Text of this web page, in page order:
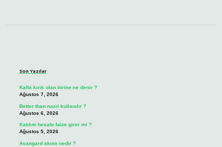
Son Yazılar
Kalbi kırık olan birine ne denir ?
Ağustos 7, 2026
Better than nasıl kullanılır ?
Ağustos 6, 2026
Katılım hesabı faize girer mi ?
Ağustos 5, 2026
Avangard akımı nedir ?